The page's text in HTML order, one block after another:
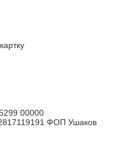
00000
ФОП Ушаков